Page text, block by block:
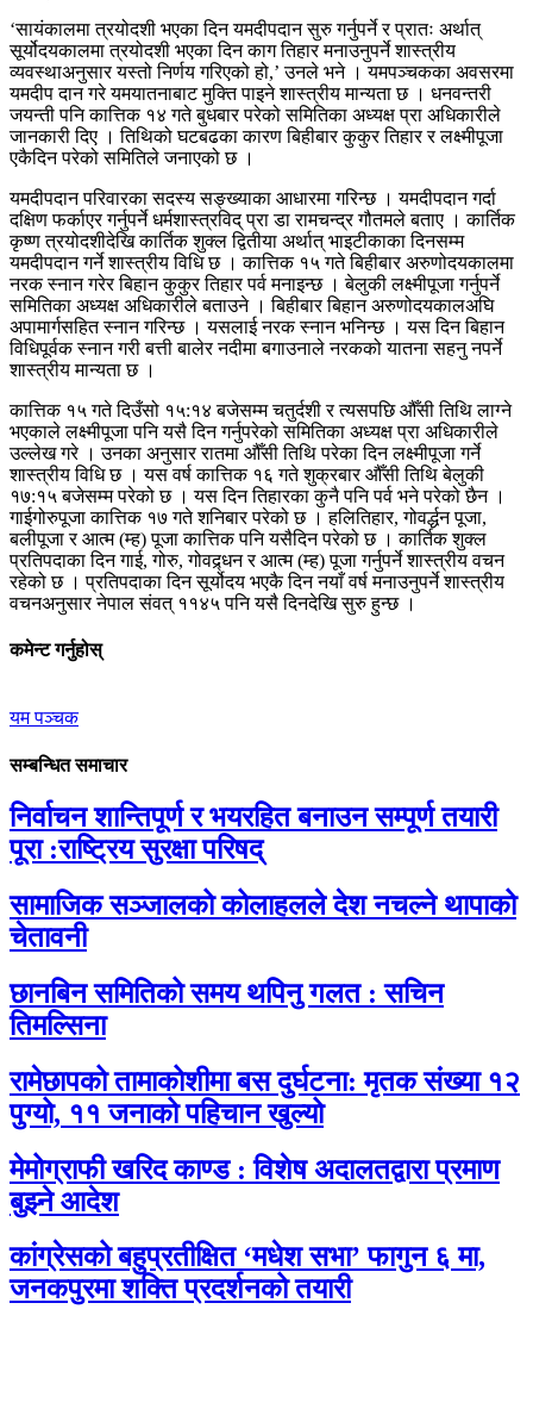
‘सायंकालमा त्रयोदशी भएका दिन यमदीपदान सुरु गर्नुपर्ने र प्रातः अर्थात्
सूर्योदयकालमा त्रयोदशी भएका दिन काग तिहार मनाउनुपर्ने शास्त्रीय
व्यवस्थाअनुसार यस्तो निर्णय गरिएको हो,’ उनले भने । यमपञ्चकका अवसरमा
यमदीप दान गरे यमयातनाबाट मुक्ति पाइने शास्त्रीय मान्यता छ । धनवन्तरी
जयन्ती पनि कात्तिक १४ गते बुधबार परेको समितिका अध्यक्ष प्रा अधिकारीले
जानकारी दिए । तिथिको घटबढका कारण बिहीबार कुकुर तिहार र लक्ष्मीपूजा
एकैदिन परेको समितिले जनाएको छ ।
यमदीपदान परिवारका सदस्य सङ्ख्याका आधारमा गरिन्छ । यमदीपदान गर्दा
दक्षिण फर्काएर गर्नुपर्ने धर्मशास्त्रविद् प्रा डा रामचन्द्र गौतमले बताए । कार्तिक
कृष्ण त्रयोदशीदेखि कार्तिक शुक्ल द्वितीया अर्थात् भाइटीकाका दिनसम्म
यमदीपदान गर्ने शास्त्रीय विधि छ । कात्तिक १५ गते बिहीबार अरुणोदयकालमा
नरक स्नान गरेर बिहान कुकुर तिहार पर्व मनाइन्छ । बेलुकी लक्ष्मीपूजा गर्नुपर्ने
समितिका अध्यक्ष अधिकारीले बताउने । बिहीबार बिहान अरुणोदयकालअघि
अपामार्गसहित स्नान गरिन्छ । यसलाई नरक स्नान भनिन्छ । यस दिन बिहान
विधिपूर्वक स्नान गरी बत्ती बालेर नदीमा बगाउनाले नरकको यातना सहनु नपर्ने
शास्त्रीय मान्यता छ ।
कात्तिक १५ गते दिउँसो १५:१४ बजेसम्म चतुर्दशी र त्यसपछि औँसी तिथि लाग्ने
भएकाले लक्ष्मीपूजा पनि यसै दिन गर्नुपरेको समितिका अध्यक्ष प्रा अधिकारीले
उल्लेख गरे । उनका अनुसार रातमा औँसी तिथि परेका दिन लक्ष्मीपूजा गर्ने
शास्त्रीय विधि छ । यस वर्ष कात्तिक १६ गते शुक्रबार औँसी तिथि बेलुकी
१७:१५ बजेसम्म परेको छ । यस दिन तिहारका कुनै पनि पर्व भने परेको छैन ।
गाईगोरुपूजा कात्तिक १७ गते शनिबार परेको छ । हलितिहार, गोवर्द्धन पूजा,
बलीपूजा र आत्म (म्ह) पूजा कात्तिक पनि यसैदिन परेको छ । कार्तिक शुक्ल
प्रतिपदाका दिन गाई, गोरु, गोवद्र्धन र आत्म (म्ह) पूजा गर्नुपर्ने शास्त्रीय वचन
रहेको छ । प्रतिपदाका दिन सूर्योदय भएकै दिन नयाँ वर्ष मनाउनुपर्ने शास्त्रीय
वचनअनुसार नेपाल संवत् ११४५ पनि यसै दिनदेखि सुरु हुन्छ ।
कमेन्ट गर्नुहोस्
यम पञ्चक
सम्बन्धित समाचार
निर्वाचन शान्तिपूर्ण र भयरहित बनाउन सम्पूर्ण तयारी
पूरा :राष्ट्रिय सुरक्षा परिषद्
सामाजिक सञ्जालको कोलाहलले देश नचल्ने थापाको
चेतावनी
छानबिन समितिको समय थपिनु गलत : सचिन
तिमल्सिना
रामेछापको तामाकोशीमा बस दुर्घटना: मृतक संख्या १२
पुग्यो, ११ जनाको पहिचान खुल्यो
मेमोग्राफी खरिद काण्ड : विशेष अदालतद्वारा प्रमाण
बुझ्ने आदेश
कांग्रेसको बहुप्रतीक्षित ‘मधेश सभा’ फागुन ६ मा,
जनकपुरमा शक्ति प्रदर्शनको तयारी